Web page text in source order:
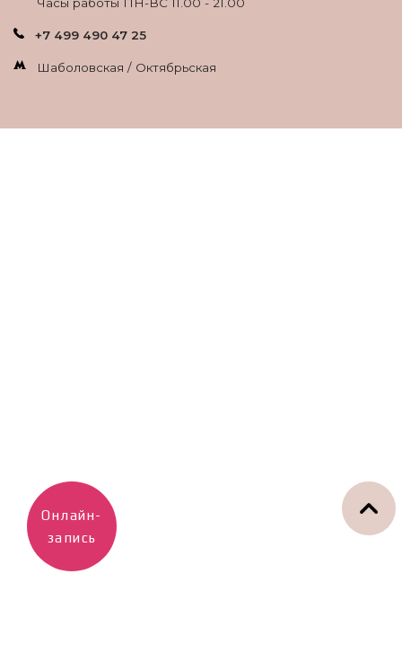
Часы работы ПН-ВС 11.00 - 21.00
+7 499 490 47 25
Шаболовская / Октябрьская
Онлайн-
запись